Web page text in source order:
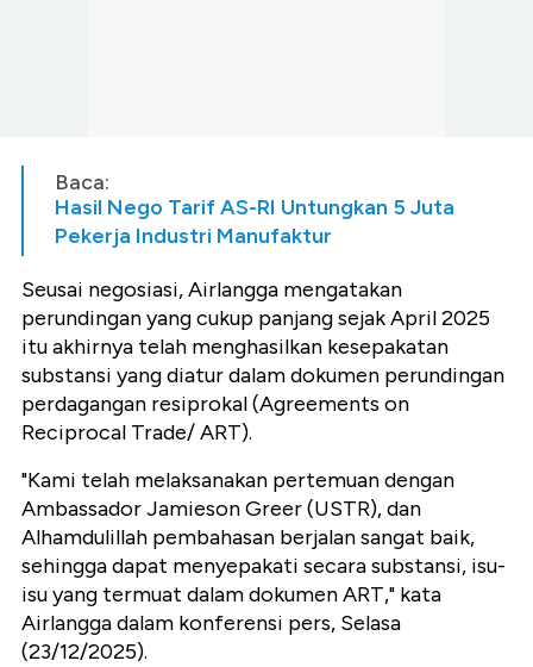
Baca:
Hasil Nego Tarif AS-RI Untungkan 5 Juta
Pekerja Industri Manufaktur
Seusai negosiasi, Airlangga mengatakan
perundingan yang cukup panjang sejak April 2025
itu akhirnya telah menghasilkan kesepakatan
substansi yang diatur dalam dokumen perundingan
perdagangan resiprokal (Agreements on
Reciprocal Trade/ ART).
"Kami telah melaksanakan pertemuan dengan
Ambassador Jamieson Greer (USTR), dan
Alhamdulillah pembahasan berjalan sangat baik,
sehingga dapat menyepakati secara substansi, isu-
isu yang termuat dalam dokumen ART," kata
Airlangga dalam konferensi pers, Selasa
(23/12/2025).